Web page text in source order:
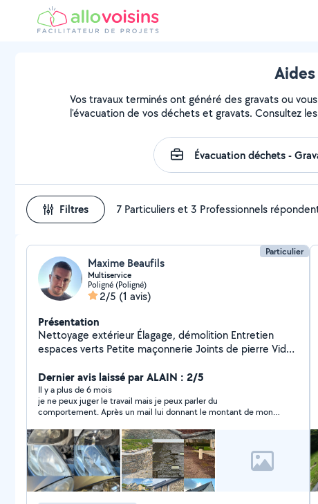
Vos travaux terminés ont généré des gravats ou
l'évacuation de vos déchets et gravats. Consultez
Filtres 7 Particuliers et 3 Professionnels
Particulier
Maxime Beaufils
Multiservice
Poligné (Poligné)
2/5 (1 avis)
Présentation
Nettoyage extérieur Élagage, démolition Entretien
espaces verts Petite maçonnerie Joints de pierre Vide
Dernier avis laissé par ALAIN : 2/5
Il y a plus de 6 mois
je ne peux juger le travail mais je peux parler du
comportement. Après un mail lui donnant le montant de mon
mail me disant qu'il pouvait passer le 27.06. J'ai demandé à
quelle heure et depuis aucune nouvelle !!!!!!!!!!!!!!! je n'ai pas tout
compris